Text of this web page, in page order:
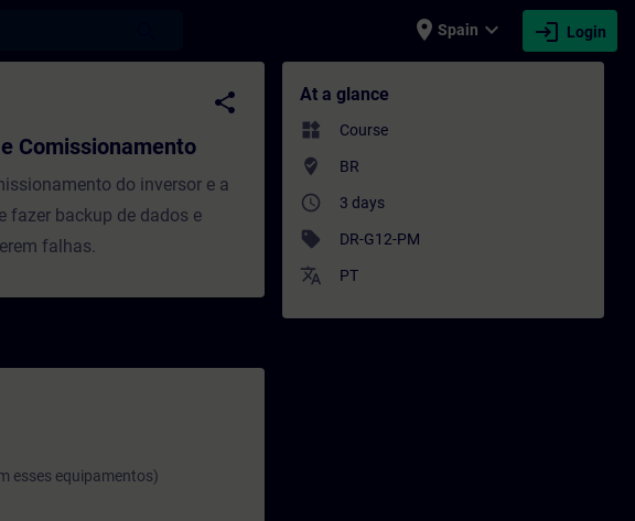
place Spain expand_more login Login
- Training - Training - Professional
share
Comissionamento
do inversor e a
fazer backup de dados e
falhas.
esses equipamentos)
At a glance
widgets Course
where_to_vote BR
access_time 3 days
sell DR-G12-PM
translate PT